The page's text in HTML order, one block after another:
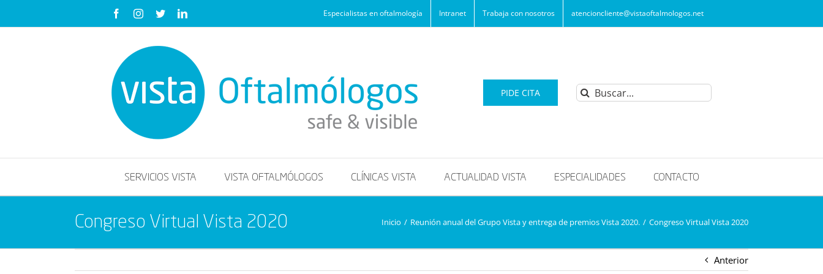
FacebookInstagram
TwitterLinkedIn Especialistas en oftalmología Intranet Trabaja con nosotros atencioncliente@vistaoftalmologos.net
PIDE CITA Buscar:
SERVICIOS VISTA VISTA OFTALMÓLOGOS CLÍNICAS VISTA ACTUALIDAD VISTA ESPECIALIDADES CONTACTO
Congreso Virtual Vista 2020 Inicio / Reunión anual del Grupo Vista y entrega de premios Vista 2020. / Congreso Virtual Vista 2020
Anterior